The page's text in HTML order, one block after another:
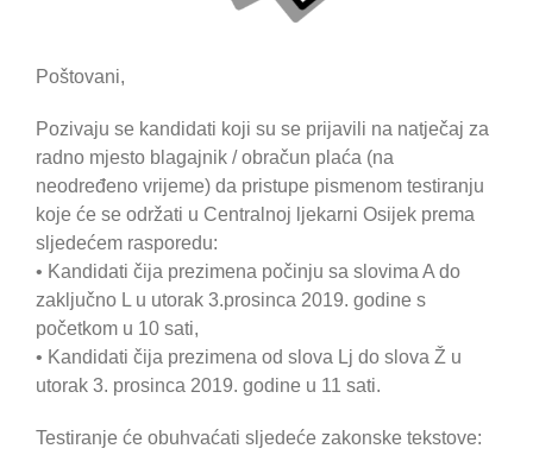
Poštovani,
Pozivaju se kandidati koji su se prijavili na natječaj za
radno mjesto blagajnik / obračun plaća (na
neodređeno vrijeme) da pristupe pismenom testiranju
koje će se održati u Centralnoj ljekarni Osijek prema
sljedećem rasporedu:
• Kandidati čija prezimena počinju sa slovima A do
zaključno L u utorak 3.prosinca 2019. godine s
početkom u 10 sati,
• Kandidati čija prezimena od slova Lj do slova Ž u
utorak 3. prosinca 2019. godine u 11 sati.
Testiranje će obuhvaćati sljedeće zakonske tekstove: